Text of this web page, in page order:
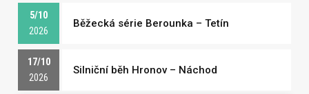
5/10
2026
Běžecká série Berounka – Tetín
17/10
2026
Silniční běh Hronov – Náchod